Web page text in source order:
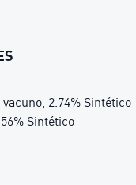
2.74% Sintético
Sintético